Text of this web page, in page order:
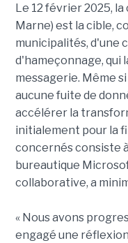
Le 12 février 2025,
Marne) est la cible,
municipalités, d'une
d'hameçonnage, qui
messagerie. Même
aucune fuite de
accélérer la
initialement pour la
concernés consiste
bureautique
collaborative, a
« Nous avons
engagé une